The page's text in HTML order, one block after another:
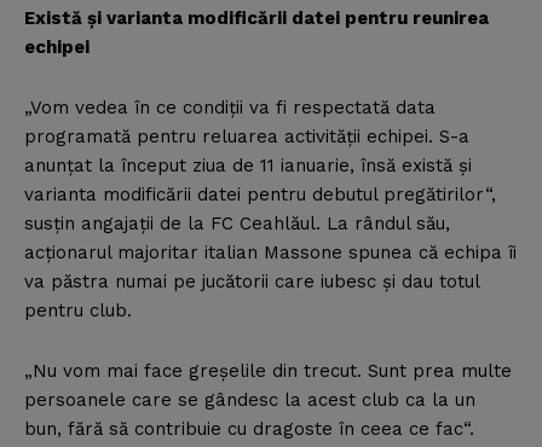
Există şi varianta modificării datei pentru reunirea
echipei
„Vom vedea în ce condiţii va fi respectată data
programată pentru reluarea activităţii echipei. S-a
anunţat la început ziua de 11 ianuarie, însă există şi
varianta modificării datei pentru debutul pregătirilor“,
susţin angajaţii de la FC Ceahlăul. La rândul său,
acţionarul majoritar italian Massone spunea că echipa îi
va păstra numai pe jucătorii care iubesc şi dau totul
pentru club.
„Nu vom mai face greşelile din trecut. Sunt prea multe
persoanele care se gândesc la acest club ca la un
bun, fără să contribuie cu dragoste în ceea ce fac“.